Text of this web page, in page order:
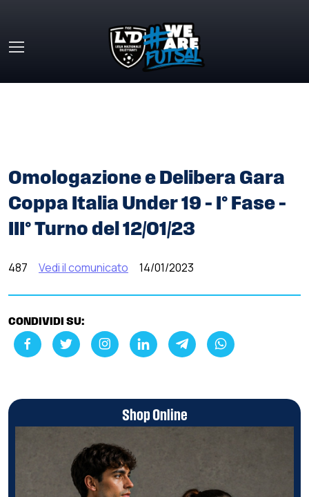
Omologazione e Delibera Gara
Coppa Italia Under 19 – I° Fase –
III° Turno del 12/01/23
487 Vedi il comunicato 14/01/2023
CONDIVIDI SU:
Shop Online